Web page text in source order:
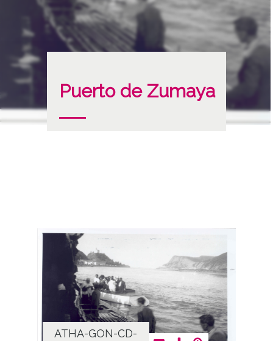
Puerto de Zumaya
ATHA-GON-CD-